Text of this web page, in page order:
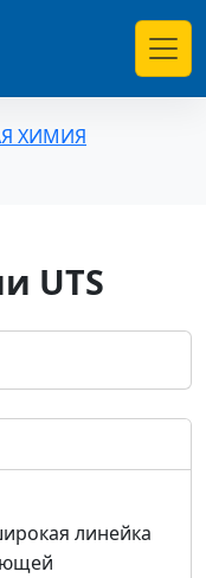
ХИМИЯ
UTS
линейка